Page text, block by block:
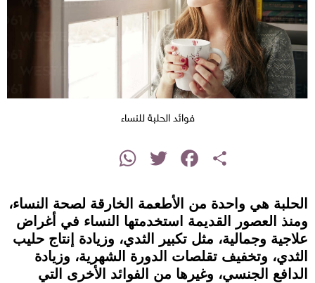
فوائد الحلبة للنساء
Share
Facebook
Twitter
WhatsApp
الحلبة هي واحدة من الأطعمة الخارقة لصحة النساء،
ومنذ العصور القديمة استخدمتها النساء في أغراض
علاجية وجمالية، مثل تكبير الثدي، وزيادة إنتاج حليب
الثدي، وتخفيف تقلصات الدورة الشهرية، وزيادة
الدافع الجنسي، وغيرها من الفوائد الأخرى التي